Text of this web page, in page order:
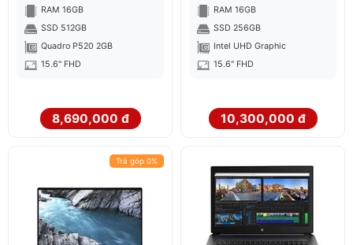
RAM 16GB
SSD 512GB
Quadro P520 2GB
15.6" FHD
8,690,000 đ
RAM 16GB
SSD 256GB
Intel UHD Graphic
15.6" FHD
10,300,000 đ
Trả góp 0%